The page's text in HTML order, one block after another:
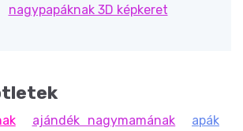
nagypapáknak 3D képkeret
ajándék nagymamának
apák